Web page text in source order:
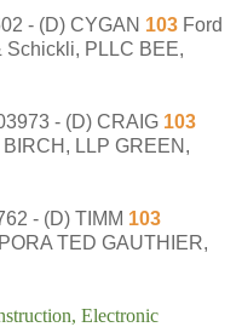
- (D) CYGAN 103 Ford
Schickli, PLLC BEE,
- (D) CRAIG 103
LLP GREEN,
- (D) TIMM 103
TED GAUTHIER,
Electronic